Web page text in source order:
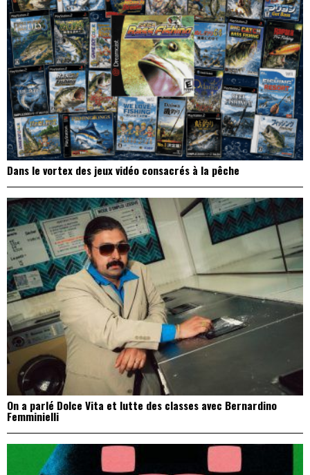
Dans le vortex des jeux vidéo consacrés à la pêche
On a parlé Dolce Vita et lutte des classes avec Bernardino
Femminielli